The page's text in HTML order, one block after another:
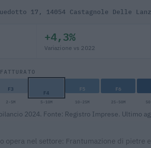
17, 14054 Castagnole Delle
+4,3%
Variazione vs 2022
F3 F4 F5 F6
2-5M 5-10M 10-25M 25-50M
2024. Fonte: Registro Imprese. Ultimo
opera nel settore: Frantumazione di pietre